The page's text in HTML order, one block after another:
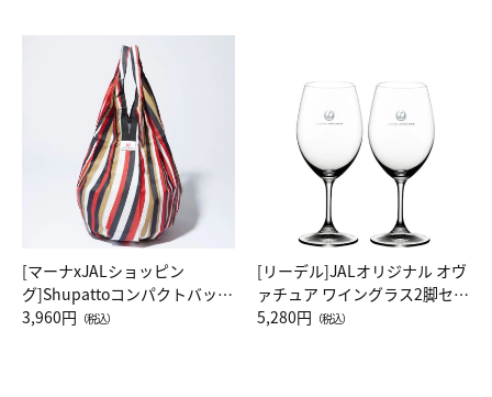
[マーナxJALショッピン
グ]Shupattoコンパクトバッグ
Drop JAL客室乗務員（LC）ス
3,960円 （税込）
[リーデル]JALオリジナル オヴ
ァチュア ワイングラス2脚セッ
ト（レッドワイン）
5,280円 （税込）